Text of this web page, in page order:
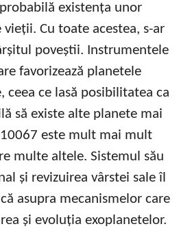
existența unor
Cu toate acestea, s-ar
poveștii. Instrumentele
favorizează planetele
ceea ce lasă posibilitatea ca
să existe alte planete mai
este mult mai mult
multe altele. Sistemul său
și revizuirea vârstei sale îl
asupra mecanismelor care
și evoluția exoplanetelor.